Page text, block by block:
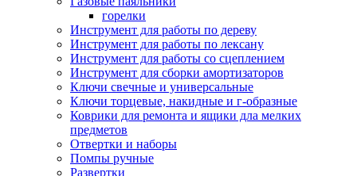
горелки
Инструмент для работы по дереву
Инструмент для работы по лексану
Инструмент для работы со сцеплением
Инструмент для сборки амортизаторов
Ключи свечные и универсальные
Ключи торцевые, накидные и г-образные
Коврики для ремонта и ящики дла мелких
предметов
Отвертки и наборы
Помпы ручные
Развертки